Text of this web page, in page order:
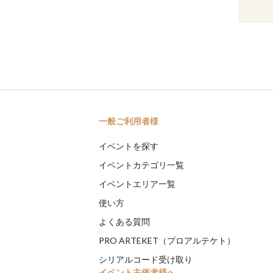
一般ご利用者様
イベントを探す
イベントカテゴリ一覧
イベントエリア一覧
使い方
よくある質問
PRO ARTEKET（プロアルテケト）
シリアルコード受け取り